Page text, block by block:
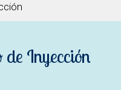
Inyección